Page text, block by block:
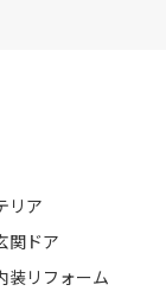
リア
関ドア
装リフォーム